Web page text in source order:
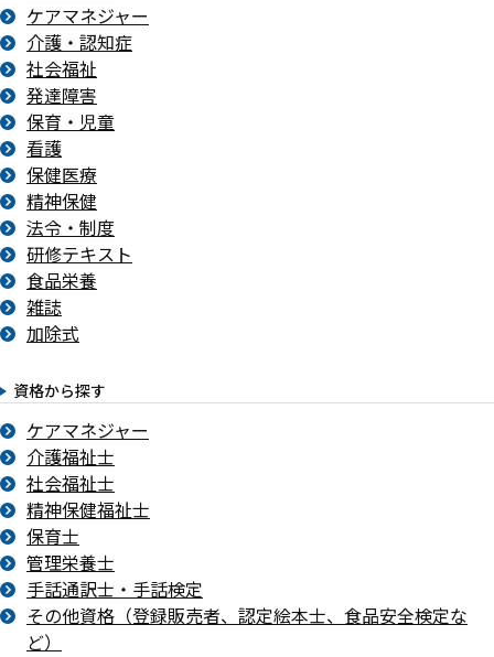
ケアマネジャー
介護・認知症
社会福祉
発達障害
保育・児童
看護
保健医療
精神保健
法令・制度
研修テキスト
食品栄養
雑誌
加除式
資格から探す
ケアマネジャー
介護福祉士
社会福祉士
精神保健福祉士
保育士
管理栄養士
手話通訳士・手話検定
その他資格（登録販売者、認定絵本士、食品安全検定な
ど）